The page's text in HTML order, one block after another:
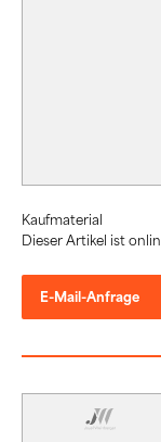
Kaufmaterial
Dieser Artikel ist
E-Mail-Anfrage